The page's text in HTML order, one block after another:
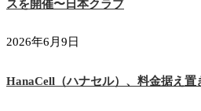
スを開催〜日本クラブ
2026年6月9日
HanaCell（ハナセル）、料金据え置